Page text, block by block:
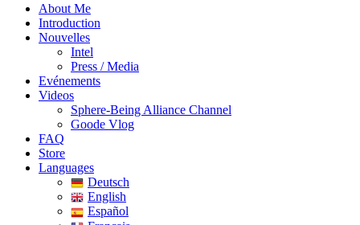
About Me
Introduction
Nouvelles
Intel
Press / Media
Evénements
Videos
Sphere-Being Alliance Channel
Goode Vlog
FAQ
Store
Languages
Deutsch
English
Español